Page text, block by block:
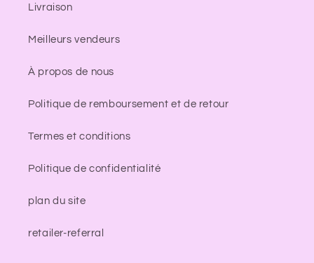
Livraison
Meilleurs vendeurs
À propos de nous
Politique de remboursement et de retour
Termes et conditions
Politique de confidentialité
plan du site
retailer-referral